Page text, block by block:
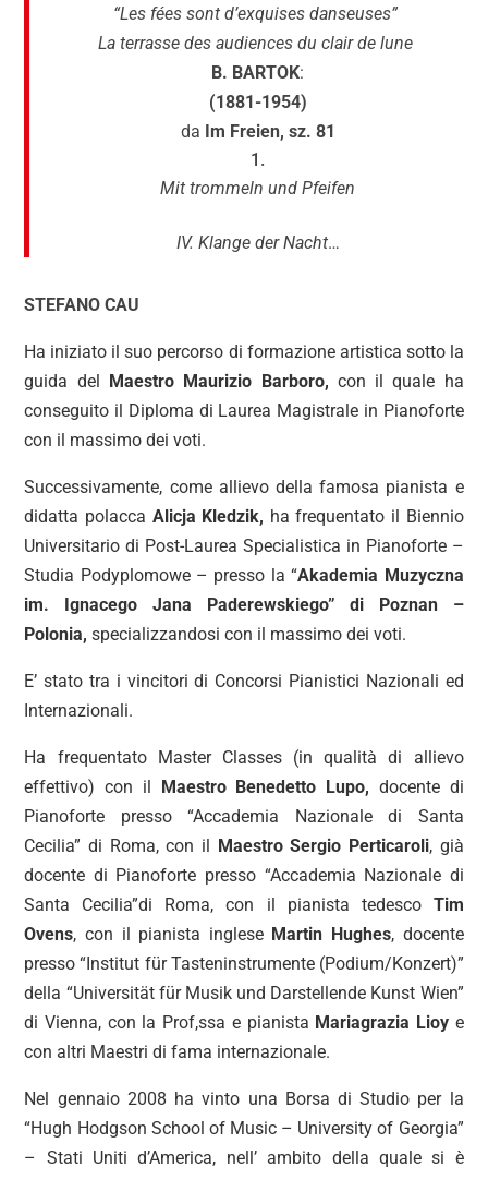
“Les fées sont d’exquises danseuses”
La terrasse des audiences du clair de lune
B. BARTOK:
(1881-1954)
da Im Freien, sz. 81
Mit trommeln und Pfeifen
IV. Klange der Nacht…
STEFANO CAU
Ha iniziato il suo percorso di formazione artistica sotto la
guida del Maestro Maurizio Barboro, con il quale ha
conseguito il Diploma di Laurea Magistrale in Pianoforte
con il massimo dei voti.
Successivamente, come allievo della famosa pianista e
didatta polacca Alicja Kledzik, ha frequentato il Biennio
Universitario di Post-Laurea Specialistica in Pianoforte –
Studia Podyplomowe – presso la “Akademia Muzyczna
im. Ignacego Jana Paderewskiego” di Poznan –
Polonia,specializzandosi con il massimo dei voti.
E’ stato tra i vincitori di Concorsi Pianistici Nazionali ed
Internazionali.
Ha frequentato Master Classes (in qualità di allievo
effettivo) con il Maestro Benedetto Lupo, docente di
Pianoforte presso “Accademia Nazionale di Santa
Cecilia” di Roma, con il Maestro Sergio Perticaroli, già
docente di Pianoforte presso “Accademia Nazionale di
Santa Cecilia”di Roma, con il pianista tedesco Tim
Ovens, con il pianista inglese Martin Hughes, docente
presso “Institut für Tasteninstrumente (Podium/Konzert)”
della “Universität für Musik und Darstellende Kunst Wien”
di Vienna, con la Prof,ssa e pianista Mariagrazia Lioye
con altri Maestri di fama internazionale.
Nel gennaio 2008 ha vinto una Borsa di Studio per la
“Hugh Hodgson School of Music – University of Georgia”
– Stati Uniti d’America, nell’ ambito della quale si è